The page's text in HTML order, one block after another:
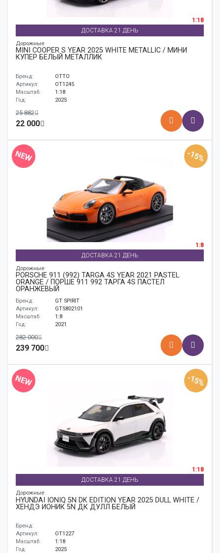
1:18
ДОСТАВКА 21 ДЕНЬ
Дорожные
MINI COOPER S YEAR 2025 WHITE METALLIC / МИНИ
КУПЕР БЕЛЫЙ МЕТАЛЛИК
Бренд:
OTTO
Артикул:
OT1245
Масштаб:
1:18
Год:
2025
25 882
22 000
NEW -15%
1:8
ДОСТАВКА 21 ДЕНЬ
Дорожные
PORSCHE 911 (992) TARGA 4S YEAR 2021 PASTEL
ORANGE / ПОРШЕ 911 992 ТАРГА 4S ПАСТЕЛ
ОРАНЖЕВЫЙ
Бренд:
GT SPIRIT
Артикул:
GTS802101
Масштаб:
1:8
Год:
2021
282 000
239 700
NEW -15%
1:18
ДОСТАВКА 21 ДЕНЬ
Дорожные
HYUNDAI IONIQ 5N DK EDITION YEAR 2025 DULL WHITE /
ХЕНДЭ ИОНИК 5N ДК ДУЛЛ БЕЛЫЙ
Бренд:
Артикул:
OT1227
Масштаб:
1:18
Год:
2025